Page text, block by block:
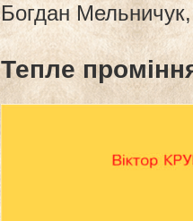
Богдан
Тепле